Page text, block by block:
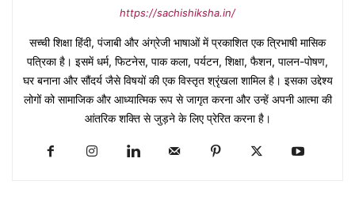
https://sachishiksha.in/
सच्ची शिक्षा हिंदी, पंजाबी और अंग्रेजी भाषाओं में प्रकाशित एक त्रिभाषी मासिक
पत्रिका है। इसमें धर्म, फिटनेस, पाक कला, पर्यटन, शिक्षा, फैशन, पालन-पोषण,
घर बनाना और सौंदर्य जैसे विषयों की एक विस्तृत श्रृंखला शामिल है। इसका उद्देश्य
लोगों को सामाजिक और आध्यात्मिक रूप से जागृत करना और उन्हें अपनी आत्मा की
आंतरिक शक्ति से जुड़ने के लिए प्रेरित करना है।